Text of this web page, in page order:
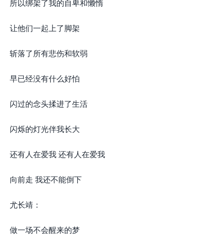
所以绑架了我的自卑和懒惰
让他们一起上了脚架
斩落了所有悲伤和软弱
早已经没有什么好怕
闪过的念头揉进了生活
闪烁的灯光伴我长大
还有人在爱我 还有人在爱我
向前走 我还不能倒下
尤长靖：
做一场不会醒来的梦